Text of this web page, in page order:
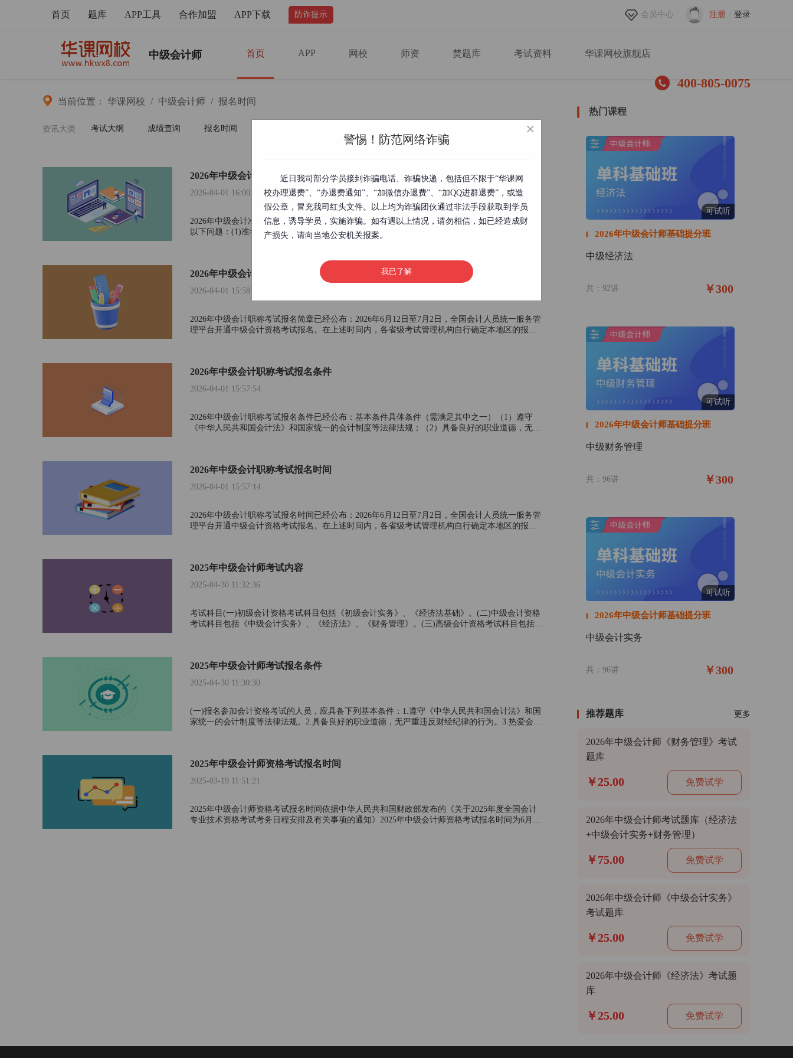
首页 题库 APP工具 合作加盟 APP下载 防诈提示 会员中心 注册 登录
中级会计师 首页 APP 网校 师资 焚题库 考试资料 华课网校旗舰店
400-805-0075
当前位置： 华课网校 / 中级会计师 / 报名时间
资讯大类 考试大纲 成绩查询 报名时间
2026年中级会计准考证打印时间
2026-04-01 16:00:04
2026年中级会计准考证打印时间预计为考前一周在打印中级会计职称考试准考证时，可能会遇到
以下问题：(1)准考证和身份证上的信息不一致?需要请当地会计专业技术资格考试管理机构出具相
2026年中级会计职称考试报名入口
2026-04-01 15:58:39
2026年中级会计职称考试报名简章已经公布：2026年6月12日至7月2日，全国会计人员统一服务管
理平台开通中级会计资格考试报名。在上述时间内，各省级考试管理机构自行确定本地区的报名
2026年中级会计职称考试报名条件
2026-04-01 15:57:54
2026年中级会计职称考试报名条件已经公布：基本条件具体条件（需满足其中之一）（1）遵守
《中华人民共和国会计法》和国家统一的会计制度等法律法规；（2）具备良好的职业道德，无严
2026年中级会计职称考试报名时间
2026-04-01 15:57:14
2026年中级会计职称考试报名时间已经公布：2026年6月12日至7月2日，全国会计人员统一服务管
理平台开通中级会计资格考试报名。在上述时间内，各省级考试管理机构自行确定本地区的报名
2025年中级会计师考试内容
2025-04-30 11:32:36
考试科目(一)初级会计资格考试科目包括《初级会计实务》、《经济法基础》。(二)中级会计资格
考试科目包括《中级会计实务》、《经济法》、《财务管理》。(三)高级会计资格考试科目包括
2025年中级会计师考试报名条件
2025-04-30 11:30:30
(一)报名参加会计资格考试的人员，应具备下列基本条件：1.遵守《中华人民共和国会计法》和国
家统一的会计制度等法律法规。2.具备良好的职业道德，无严重违反财经纪律的行为。3.热爱会计
2025年中级会计师资格考试报名时间
2025-03-19 11:51:21
2025年中级会计师资格考试报名时间依据中华人民共和国财政部发布的《关于2025年度全国会计
专业技术资格考试考务日程安排及有关事项的通知》2025年中级会计师资格考试报名时间为6月12
热门课程
可试听
2026年中级会计师基础提分班
中级经济法
共：92讲 ￥300
可试听
2026年中级会计师基础提分班
中级财务管理
共：96讲 ￥300
可试听
2026年中级会计师基础提分班
中级会计实务
共：96讲 ￥300
推荐题库 更多
2026年中级会计师《财务管理》考试
题库
￥25.00 免费试学
2026年中级会计师考试题库（经济法
+中级会计实务+财务管理）
￥75.00 免费试学
2026年中级会计师《中级会计实务》
考试题库
￥25.00 免费试学
2026年中级会计师《经济法》考试题
库
￥25.00 免费试学
×
警惕！防范网络诈骗
近日我司部分学员接到诈骗电话、诈骗快递，包括但不限于“华课网
校办理退费”、“办退费通知”、“加微信办退费”、“加QQ进群退费”，或造
假公章，冒充我司红头文件。以上均为诈骗团伙通过非法手段获取到学员
信息，诱导学员，实施诈骗。如有遇以上情况，请勿相信，如已经造成财
产损失，请向当地公安机关报案。
我已了解